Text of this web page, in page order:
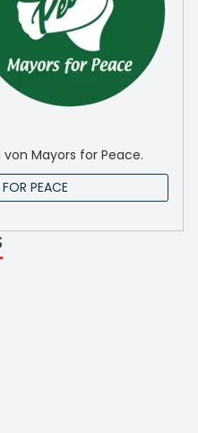
Mayors for Peace.
PEACE